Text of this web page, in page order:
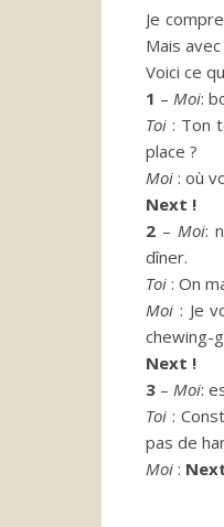
Je
Mais
Voici ce
1 – Moi:
Toi : Ton
place ?
Moi : où
Next !
2 – Moi:
dîner.
Toi : On
Moi : Je
chewing-
Next !
3 – Moi:
Toi :
pas de
Moi :